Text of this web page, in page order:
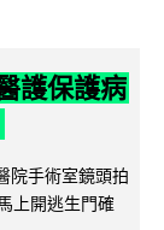
護保護病
院手術室鏡頭拍
上開逃生門確